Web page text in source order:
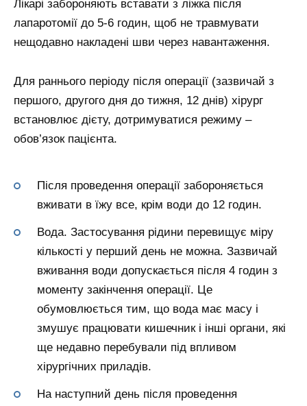
Лікарі забороняють вставати з ліжка після
лапаротомії до 5-6 годин, щоб не травмувати
нещодавно накладені шви через навантаження.
Для раннього періоду після операції (зазвичай з
першого, другого дня до тижня, 12 днів) хірург
встановлює дієту, дотримуватися режиму –
обов’язок пацієнта.
Після проведення операції забороняється
вживати в їжу все, крім води до 12 годин.
Вода. Застосування рідини перевищує міру
кількості у перший день не можна. Зазвичай
вживання води допускається після 4 годин з
моменту закінчення операції. Це
обумовлюється тим, що вода має масу і
змушує працювати кишечник і інші органи, які
ще недавно перебували під впливом
хірургічних приладів.
На наступний день після проведення